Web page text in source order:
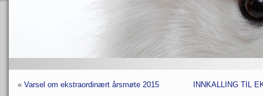
« Varsel om ekstraordinært årsmøte 2015 INNKALLING TIL